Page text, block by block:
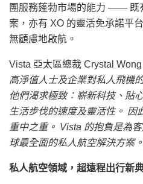
團服務蓬勃市場的能力 —— 既
案，亦有 XO 的靈活免承諾平
無顧慮地啟航。
Vista 亞太區總裁 Crystal Wong
高淨值人士及企業對私人飛機
他們渴求極致：嶄新科技、貼
生活步伐的速度及靈活性。 因
重中之重。 Vista 的抱負是為
球最全面的私人航空解決方案。
私人航空領域，超遠程出行新